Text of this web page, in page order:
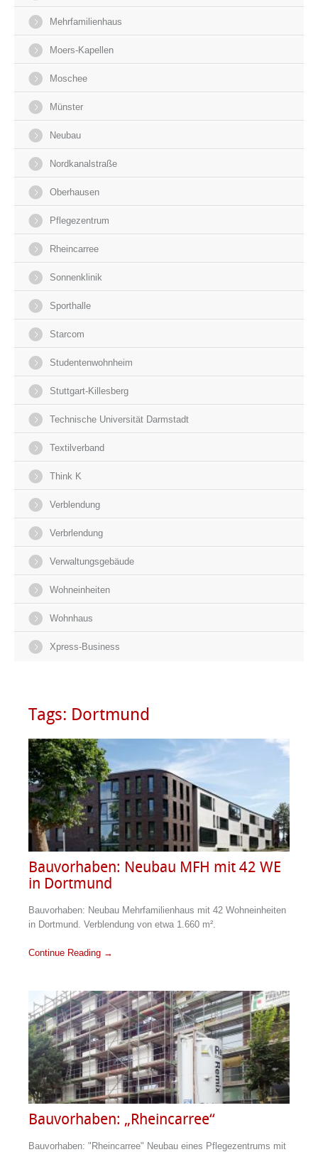
Mehrfamilienhaus
Moers-Kapellen
Moschee
Münster
Neubau
Nordkanalstraße
Oberhausen
Pflegezentrum
Rheincarree
Sonnenklinik
Sporthalle
Starcom
Studentenwohnheim
Stuttgart-Killesberg
Technische Universität Darmstadt
Textilverband
Think K
Verblendung
Verbrlendung
Verwaltungsgebäude
Wohneinheiten
Wohnhaus
Xpress-Business
Tags: Dortmund
Bauvorhaben: Neubau MFH mit 42 WE
in Dortmund
Bauvorhaben: Neubau Mehrfamilienhaus mit 42 Wohneinheiten
in Dortmund. Verblendung von etwa 1.660 m².
Continue Reading →
Bauvorhaben: „Rheincarree“
Bauvorhaben: "Rheincarree" Neubau eines Pflegezentrums mit